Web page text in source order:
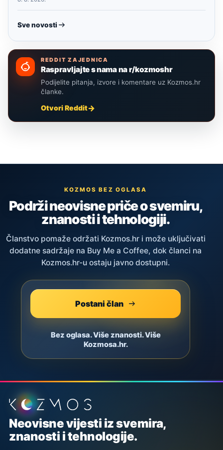
Sve novosti
REDDIT ZAJEDNICA
Raspravljajte s nama na r/kozmoshr
Podijelite pitanja, izvore i komentare uz Kozmos.hr
članke.
Otvori Reddit
KOZMOS BEZ OGLASA
Podrži neovisne priče o svemiru,
znanosti i tehnologiji.
Članstvo pomaže održati Kozmos.hr i može uključivati
dodatne sadržaje na Buy Me a Coffee, dok članci na
Kozmos.hr-u ostaju javno dostupni.
Postani član
Bez oglasa. Više znanosti. Više
Kozmosa.hr.
Podnožje stranice
Neovisne vijesti iz svemira,
znanosti i tehnologije.